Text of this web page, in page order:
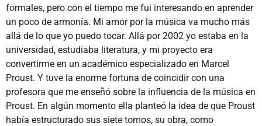
formales, pero con el tiempo me fui interesando en aprender
un poco de armonía. Mi amor por la música va mucho más
allá de lo que yo puedo tocar. Allá por 2002 yo estaba en la
universidad, estudiaba literatura, y mi proyecto era
convertirme en un académico especializado en Marcel
Proust. Y tuve la enorme fortuna de coincidir con una
profesora que me enseñó sobre la influencia de la música en
Proust. En algún momento ella planteó la idea de que Proust
había estructurado sus siete tomos, su obra, como